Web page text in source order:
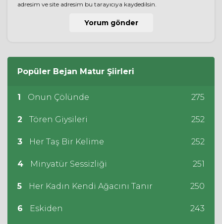
adresim ve site adresim bu tarayıcıya kaydedilsin.
Popüler Bejan Matur Şiirleri
1 Onun Çölünde 275
2 Tören Giysileri 252
3 Her Taş Bir Kelime 252
4 Minyatür Sessizliği 251
5 Her Kadın Kendi Ağacını Tanır 250
6 Eskiden 243